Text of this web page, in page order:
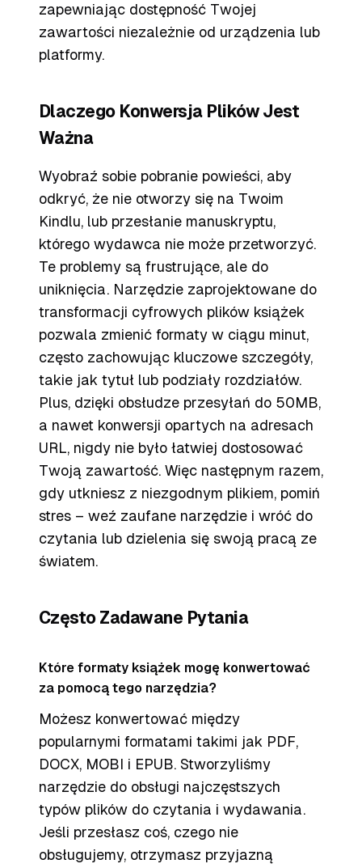
zapewniając dostępność Twojej
zawartości niezależnie od urządzenia lub
platformy.
Dlaczego Konwersja Plików Jest
Ważna
Wyobraź sobie pobranie powieści, aby
odkryć, że nie otworzy się na Twoim
Kindlu, lub przesłanie manuskryptu,
którego wydawca nie może przetworzyć.
Te problemy są frustrujące, ale do
uniknięcia. Narzędzie zaprojektowane do
transformacji cyfrowych plików książek
pozwala zmienić formaty w ciągu minut,
często zachowując kluczowe szczegóły,
takie jak tytuł lub podziały rozdziałów.
Plus, dzięki obsłudze przesyłań do 50MB,
a nawet konwersji opartych na adresach
URL, nigdy nie było łatwiej dostosować
Twoją zawartość. Więc następnym razem,
gdy utkniesz z niezgodnym plikiem, pomiń
stres – weź zaufane narzędzie i wróć do
czytania lub dzielenia się swoją pracą ze
światem.
Często Zadawane Pytania
Które formaty książek mogę konwertować
za pomocą tego narzędzia?
Możesz konwertować między
popularnymi formatami takimi jak PDF,
DOCX, MOBI i EPUB. Stworzyliśmy
narzędzie do obsługi najczęstszych
typów plików do czytania i wydawania.
Jeśli przesłasz coś, czego nie
obsługujemy, otrzymasz przyjazną